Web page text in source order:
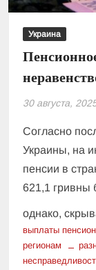
Украина
30 августа,
Согласно
Украины, на
пенсии в
621,1 гривны
однако,
выплаты
регионам